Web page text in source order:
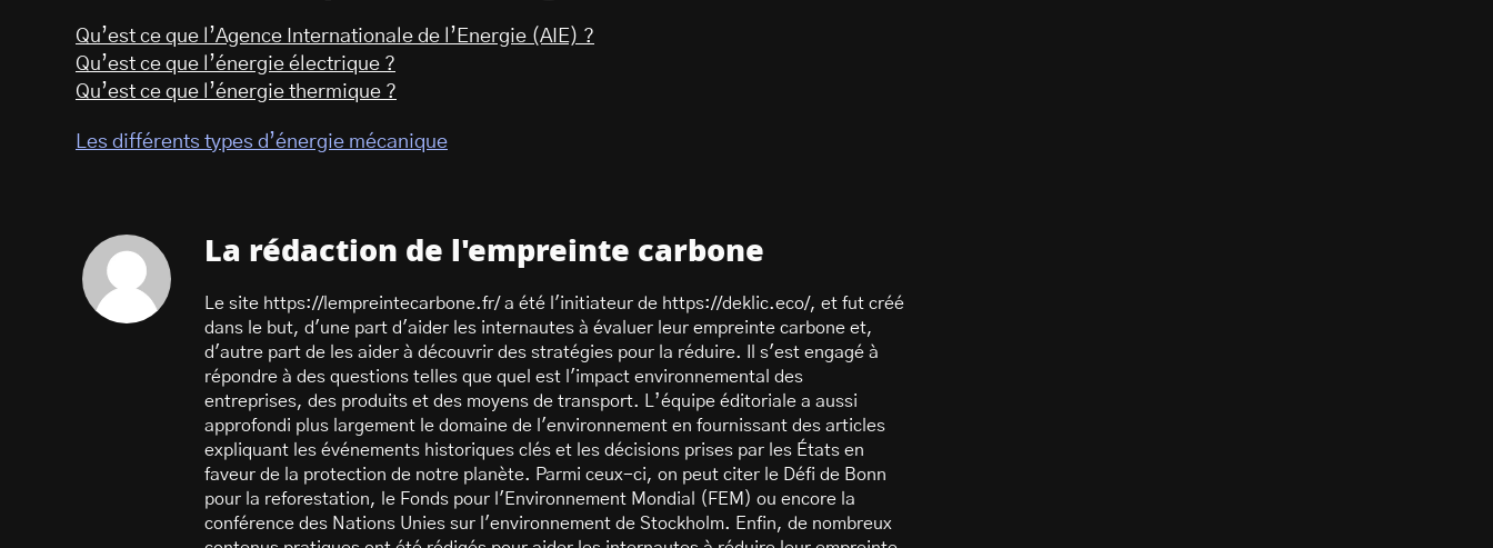
Qu’est ce que l’Agence Internationale de l’Energie (AIE) ?
Qu’est ce que l’énergie électrique ?
Qu’est ce que l’énergie thermique ?
Les différents types d’énergie mécanique
La rédaction de l'empreinte carbone
Le site https://lempreintecarbone.fr/ a été l'initiateur de https://deklic.eco/, et fut créé
dans le but, d'une part d'aider les internautes à évaluer leur empreinte carbone et,
d'autre part de les aider à découvrir des stratégies pour la réduire. Il s'est engagé à
répondre à des questions telles que quel est l'impact environnemental des
entreprises, des produits et des moyens de transport. L’équipe éditoriale a aussi
approfondi plus largement le domaine de l'environnement en fournissant des articles
expliquant les événements historiques clés et les décisions prises par les États en
faveur de la protection de notre planète. Parmi ceux-ci, on peut citer le Défi de Bonn
pour la reforestation, le Fonds pour l'Environnement Mondial (FEM) ou encore la
conférence des Nations Unies sur l'environnement de Stockholm. Enfin, de nombreux